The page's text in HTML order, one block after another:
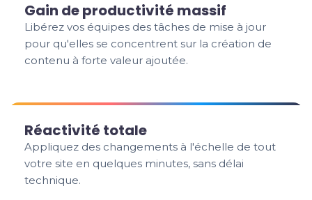
Gain de productivité massif
Libérez vos équipes des tâches de mise à jour
pour qu'elles se concentrent sur la création de
contenu à forte valeur ajoutée.
Réactivité totale
Appliquez des changements à l'échelle de tout
votre site en quelques minutes, sans délai
technique.